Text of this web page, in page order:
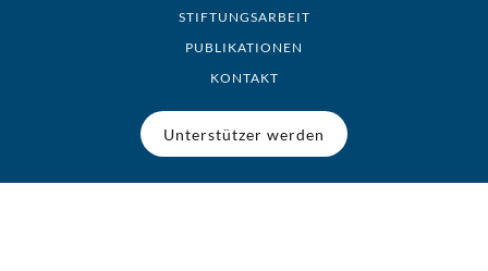
STIFTUNGSARBEIT
PUBLIKATIONEN
KONTAKT
Unterstützer werden